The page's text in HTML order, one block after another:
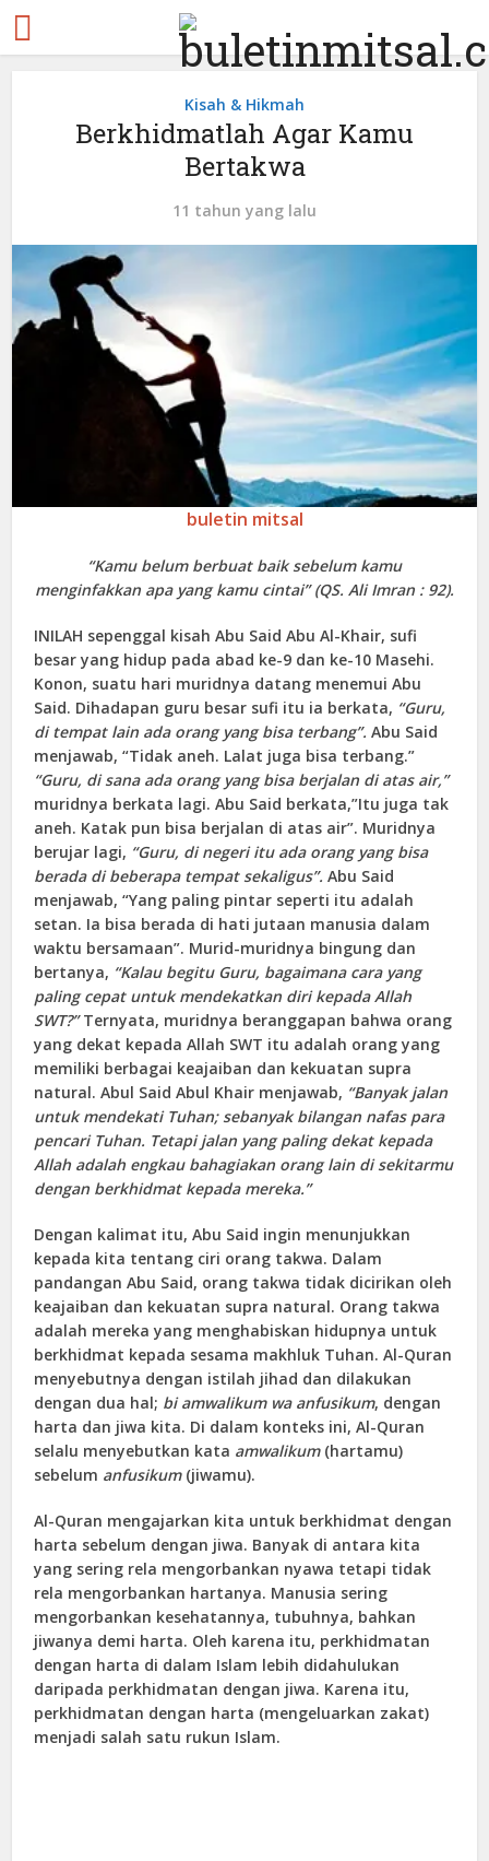
Kisah & Hikmah
Berkhidmatlah Agar Kamu
Bertakwa
11 tahun yang lalu
buletin mitsal
“Kamu belum berbuat baik sebelum kamu
menginfakkan apa yang kamu cintai” (QS. Ali Imran : 92).
INILAH sepenggal kisah Abu Said Abu Al-Khair, sufi
besar yang hidup pada abad ke-9 dan ke-10 Masehi.
Konon, suatu hari muridnya datang menemui Abu
Said. Dihadapan guru besar sufi itu ia berkata, “Guru,
di tempat lain ada orang yang bisa terbang”. Abu Said
menjawab, “Tidak aneh. Lalat juga bisa terbang.”
“Guru, di sana ada orang yang bisa berjalan di atas air,”
muridnya berkata lagi. Abu Said berkata,”Itu juga tak
aneh. Katak pun bisa berjalan di atas air”. Muridnya
berujar lagi, “Guru, di negeri itu ada orang yang bisa
berada di beberapa tempat sekaligus”. Abu Said
menjawab, “Yang paling pintar seperti itu adalah
setan. Ia bisa berada di hati jutaan manusia dalam
waktu bersamaan”. Murid-muridnya bingung dan
bertanya, “Kalau begitu Guru, bagaimana cara yang
paling cepat untuk mendekatkan diri kepada Allah
SWT?”Ternyata, muridnya beranggapan bahwa orang
yang dekat kepada Allah SWT itu adalah orang yang
memiliki berbagai keajaiban dan kekuatan supra
natural. Abul Said Abul Khair menjawab, “Banyak jalan
untuk mendekati Tuhan; sebanyak bilangan nafas para
pencari Tuhan. Tetapi jalan yang paling dekat kepada
Allah adalah engkau bahagiakan orang lain di sekitarmu
dengan berkhidmat kepada mereka.”
Dengan kalimat itu, Abu Said ingin menunjukkan
kepada kita tentang ciri orang takwa. Dalam
pandangan Abu Said, orang takwa tidak dicirikan oleh
keajaiban dan kekuatan supra natural. Orang takwa
adalah mereka yang menghabiskan hidupnya untuk
berkhidmat kepada sesama makhluk Tuhan. Al-Quran
menyebutnya dengan istilah jihad dan dilakukan
dengan dua hal; bi amwalikum wa anfusikum, dengan
harta dan jiwa kita. Di dalam konteks ini, Al-Quran
selalu menyebutkan kata amwalikum(hartamu)
sebelum anfusikum(jiwamu).
Al-Quran mengajarkan kita untuk berkhidmat dengan
harta sebelum dengan jiwa. Banyak di antara kita
yang sering rela mengorbankan nyawa tetapi tidak
rela mengorbankan hartanya. Manusia sering
mengorbankan kesehatannya, tubuhnya, bahkan
jiwanya demi harta. Oleh karena itu, perkhidmatan
dengan harta di dalam Islam lebih didahulukan
daripada perkhidmatan dengan jiwa. Karena itu,
perkhidmatan dengan harta (mengeluarkan zakat)
menjadi salah satu rukun Islam.